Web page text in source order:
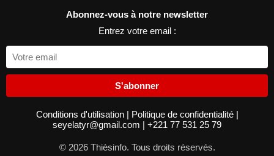
Abonnez-vous à notre newsletter
Entrez votre email :
S'abonner
Conditions d'utilisation | Politique de confidentialité |
seyelatyr@gmail.com | +221 77 531 25 79
© 2026 Thièsinfo. Tous droits réservés.